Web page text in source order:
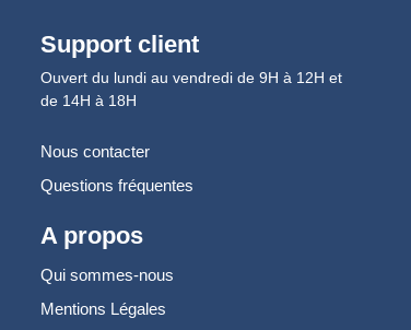
Support client
Ouvert du lundi au vendredi de 9H à 12H et
de 14H à 18H
Nous contacter
Questions fréquentes
A propos
Qui sommes-nous
Mentions Légales